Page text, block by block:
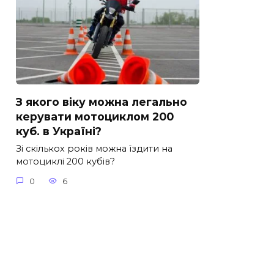
З якого віку можна легально
керувати мотоциклом 200
куб. в Україні?
Зі скількох років можна їздити на
мотоциклі 200 кубів?
0 6